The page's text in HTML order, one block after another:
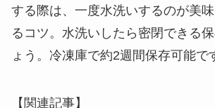
する際は、 一度水洗いするのが美
るコツ。水洗いしたら密閉できる
ょう。冷凍庫で約2週間保存可能で
【関連記事】